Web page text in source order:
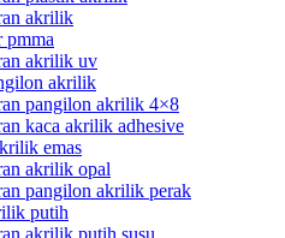
akrilik
pmma
akrilik uv
akrilik
pangilon akrilik 4×8
kaca akrilik adhesive
emas
akrilik opal
pangilon akrilik perak
putih
akrilik putih susu